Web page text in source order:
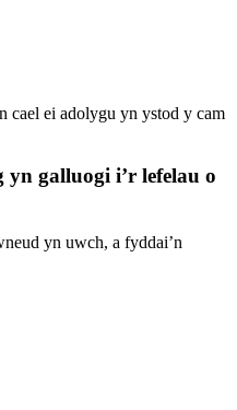
cael ei adolygu yn ystod y cam
galluogi i’r lefelau o
yn uwch, a fyddai’n